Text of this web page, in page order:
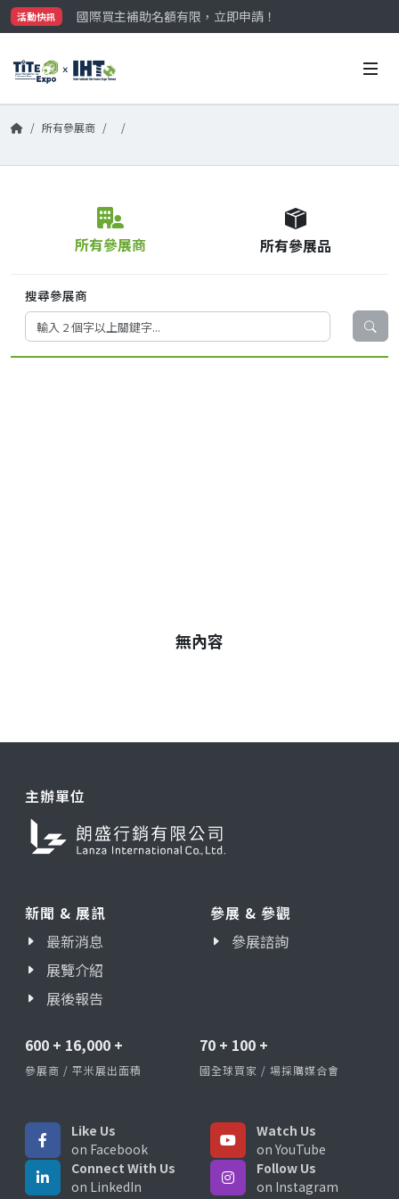
活動快訊
國際買主補助名額有限，立即申請！
參觀門票開放申請中‼️
國際買主補助名額有限，立即申請！
所有參展商
所有參展商 所有參展品
搜尋參展商
無內容
主辦單位
新聞 & 展訊
最新消息
展覽介紹
展後報告
參展 & 參觀
參展諮詢
600 + 16,000 +
參展商 / 平米展出面積
70 + 100 +
國全球買家 / 場採購媒合會
Like Us
on Facebook
Watch Us
on YouTube
Connect With Us
on LinkedIn
Follow Us
on Instagram